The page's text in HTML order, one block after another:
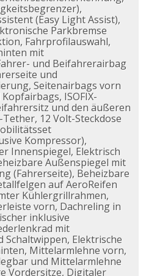
(Easy Light Assist),
Parkbremse
Fahrprofilauswahl,
mit
und Beifahrerairbag
und
Seitenairbags vorn
ISOFIX-
und den äußeren
12 Volt-Steckdose
Kompressor),
Innenspiegel, Elektrisch
Außenspiegel mit
(Fahrerseite), Beheizbare
auf AeroReifen
Kühlergrillrahmen,
vorn, Dachreling in
inklusive
mit
Elektrische
Mittelarmlehne vorn,
und Mittelarmlehne
Vordersitze, Digitaler